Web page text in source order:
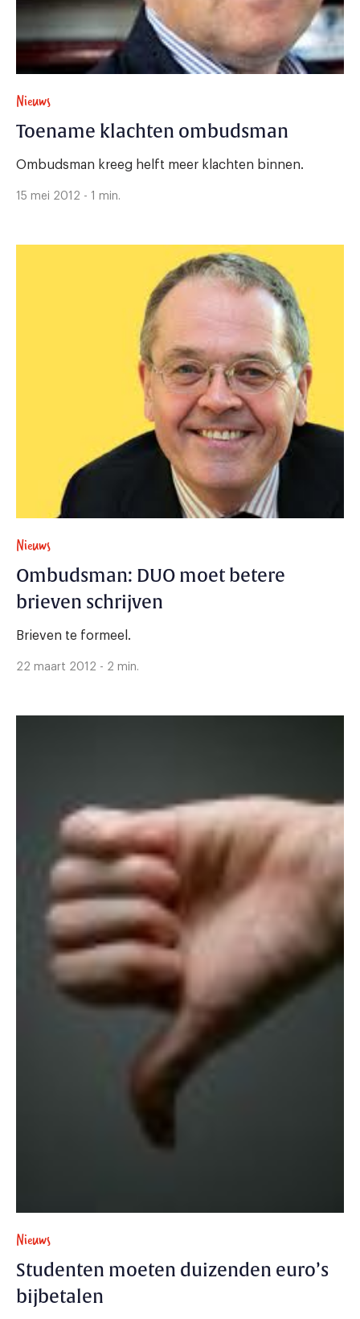
Nieuws
Toename klachten ombudsman
Ombudsman kreeg helft meer klachten binnen.
15 mei 2012 - 1 min.
Nieuws
Ombudsman: DUO moet betere
brieven schrijven
Brieven te formeel.
22 maart 2012 - 2 min.
Nieuws
Studenten moeten duizenden euro’s
bijbetalen